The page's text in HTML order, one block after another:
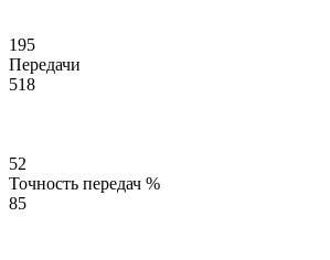
195
Передачи
518
52
Точность передач %
85